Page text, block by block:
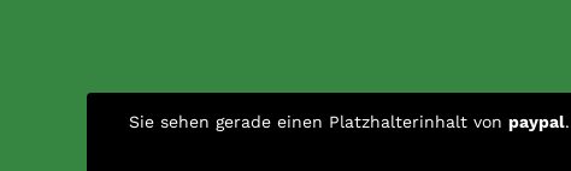
Sie sehen gerade einen Platzhalterinhalt von paypal